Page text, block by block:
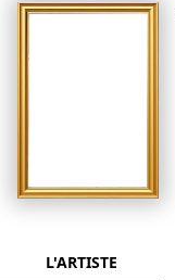
L'ARTISTE